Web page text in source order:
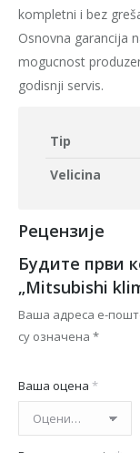
kompletni i bez
Osnovna garancija
mogucnost
godisnji servis.
Tip
Velicina
Рецензије
Будите први
„Mitsubishi
Ваша адреса е-
су означена *
Ваша оцена *